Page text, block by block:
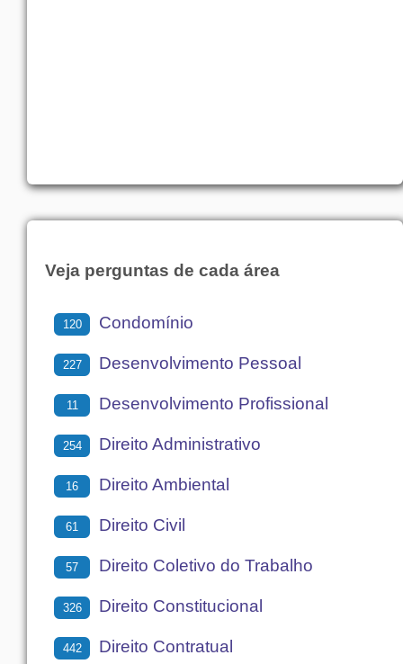
Veja perguntas de cada área
120 Condomínio
227 Desenvolvimento Pessoal
11 Desenvolvimento Profissional
254 Direito Administrativo
16 Direito Ambiental
61 Direito Civil
57 Direito Coletivo do Trabalho
326 Direito Constitucional
442 Direito Contratual